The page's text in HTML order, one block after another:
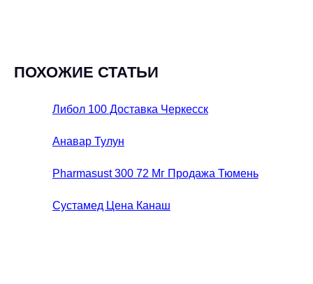
ПОХОЖИЕ СТАТЬИ
Либол 100 Доставка Черкесск
Анавар Тулун
Pharmasust 300 72 Мг Продажа Тюмень
Сустамед Цена Канаш